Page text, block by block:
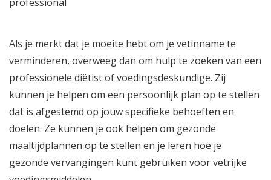
Als je merkt dat je moeite hebt om je vetinname te
verminderen, overweeg dan om hulp te zoeken van een
professionele diëtist of voedingsdeskundige. Zij
kunnen je helpen om een persoonlijk plan op te stellen
dat is afgestemd op jouw specifieke behoeften en
doelen. Ze kunnen je ook helpen om gezonde
maaltijdplannen op te stellen en je leren hoe je
gezonde vervangingen kunt gebruiken voor vetrijke